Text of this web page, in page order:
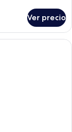
Ver precio
hotel con cama, dos